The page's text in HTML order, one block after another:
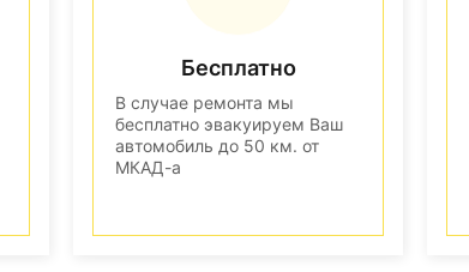
Бесплатно
В случае ремонта мы
бесплатно эвакуируем Ваш
автомобиль до 50 км. от
МКАД-а